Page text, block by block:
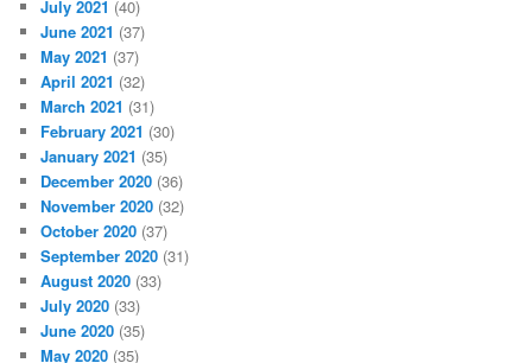
July 2021 (40)
June 2021 (37)
May 2021 (37)
April 2021 (32)
March 2021 (31)
February 2021 (30)
January 2021 (35)
December 2020 (36)
November 2020 (32)
October 2020 (37)
September 2020 (31)
August 2020 (33)
July 2020 (33)
June 2020 (35)
May 2020 (35)